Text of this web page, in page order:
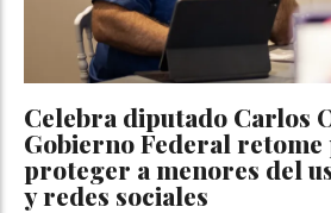
Celebra diputado Carlos
Gobierno Federal
proteger a menores del
y redes sociales